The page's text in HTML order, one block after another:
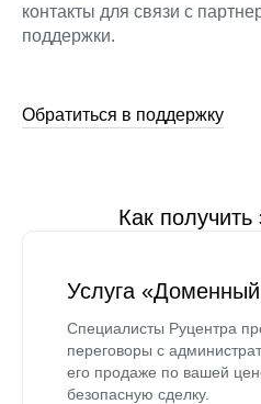
контакты для связи с
поддержки.
Обратиться в поддержку
Как
Услуга
Специалисты Руцентра
переговоры с
его продаже по вашей
безопасную сделку.